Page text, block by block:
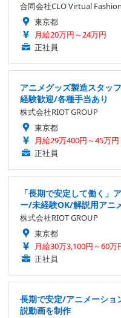
合同会社CLO Virtual
東京都
月給20万円～24万円
正社員
アニメグッズ製造スタッ
経験歓迎/各種手当あり
株式会社RIOT GROUP
東京都
月給29万400円～45万円
正社員
「長期で安定して働く」
ー/未経験OK/解説用アニ
株式会社RIOT GROUP
東京都
月給30万3,100円～60万
正社員
長期で安定/アニメーシ
説動画を制作